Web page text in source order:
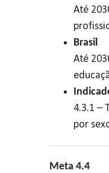
Até
Brasil
Até
4.3.1 –
por
Meta 4.4